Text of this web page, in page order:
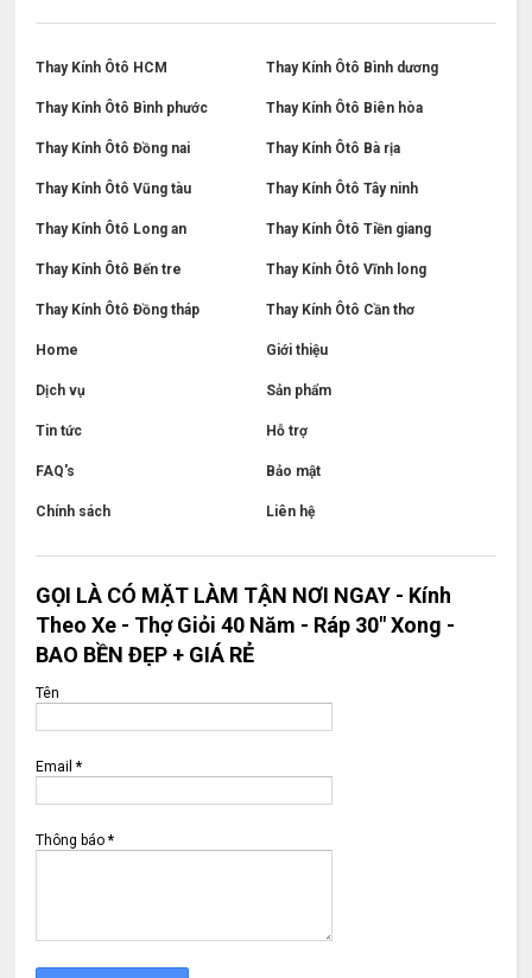
Thay Kính Ôtô HCM Thay Kính Ôtô Bình dương
Thay Kính Ôtô Bình phước Thay Kính Ôtô Biên hòa
Thay Kính Ôtô Đồng nai Thay Kính Ôtô Bà rịa
Thay Kính Ôtô Vũng tàu Thay Kính Ôtô Tây ninh
Thay Kính Ôtô Long an Thay Kính Ôtô Tiền giang
Thay Kính Ôtô Bến tre Thay Kính Ôtô Vĩnh long
Thay Kính Ôtô Đồng tháp Thay Kính Ôtô Cần thơ
Home Giới thiệu
Dịch vụ Sản phẩm
Tin tức Hỗ trợ
FAQ's Bảo mật
Chính sách Liên hệ
GỌI LÀ CÓ MẶT LÀM TẬN NƠI NGAY - Kính
Theo Xe - Thợ Giỏi 40 Năm - Ráp 30" Xong -
BAO BỀN ĐẸP + GIÁ RẺ
Tên
Email*
Thông báo*